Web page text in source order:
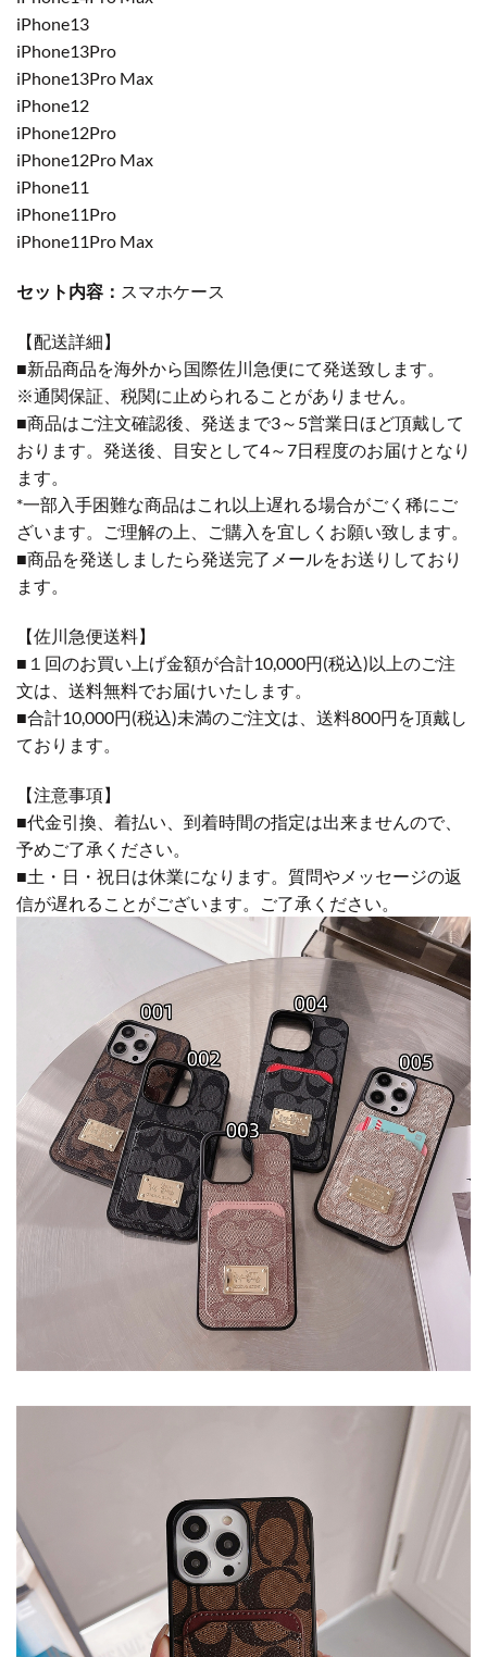
iPhone13
iPhone13Pro
iPhone13Pro Max
iPhone12
iPhone12Pro
iPhone12Pro Max
iPhone11
iPhone11Pro
iPhone11Pro Max
セット内容： スマホケース
【配送詳細】
■新品商品を海外から国際佐川急便にて発送致します。
※通関保証、税関に止められることがありません。
■商品はご注文確認後、発送まで3～5営業日ほど頂戴して
おります。発送後、目安として4～7日程度のお届けとなり
ます。
*一部入手困難な商品はこれ以上遅れる場合がごく稀にご
ざいます。ご理解の上、ご購入を宜しくお願い致します。
■商品を発送しましたら発送完了メールをお送りしており
ます。
【佐川急便送料】
■１回のお買い上げ金額が合計10,000円(税込)以上のご注
文は、送料無料でお届けいたします。
■合計10,000円(税込)未満のご注文は、送料800円を頂戴し
ております。
【注意事項】
■代金引換、着払い、到着時間の指定は出来ませんので、
予めご了承ください。
■土・日・祝日は休業になります。質問やメッセージの返
信が遅れることがございます。ご了承ください。